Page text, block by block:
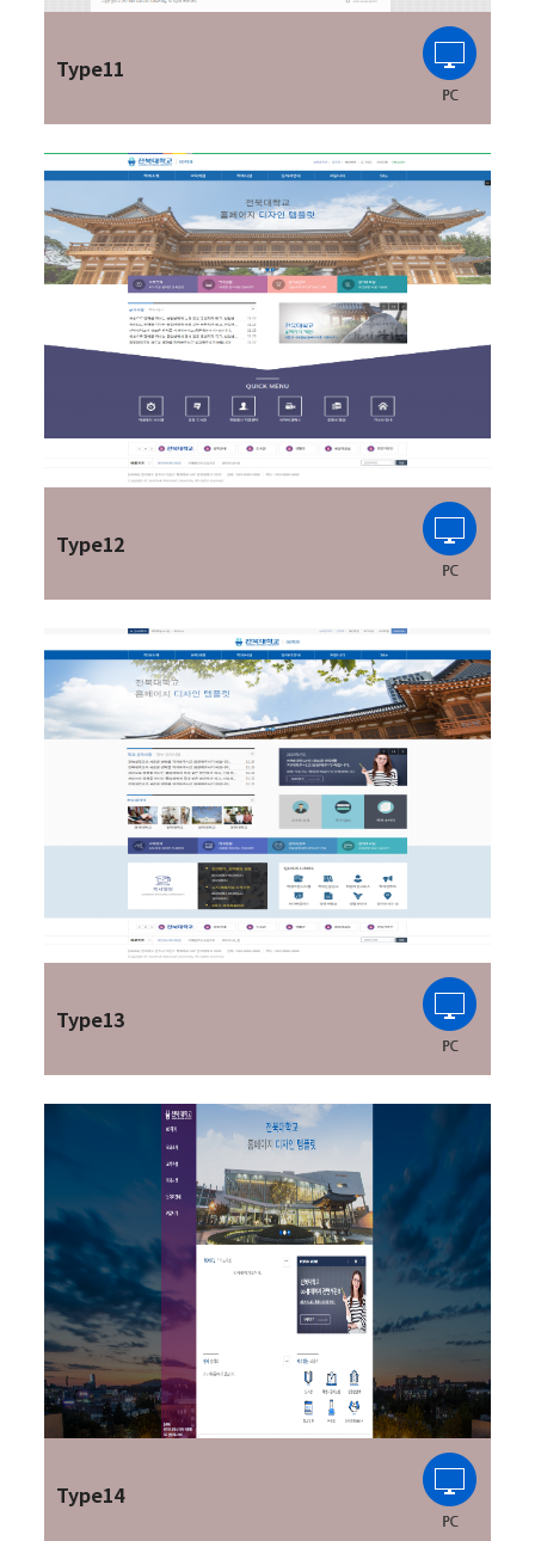
Type11
Type12
Type13
Type14